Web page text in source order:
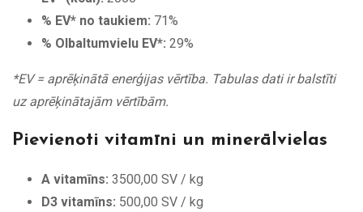
% EV* no taukiem: 71%
% Olbaltumvielu EV*: 29%
*EV = aprēķinātā enerģijas vērtība. Tabulas dati ir balstīti
uz aprēķinātajām vērtībām.
Pievienoti vitamīni un minerālvielas
A vitamīns: 3500,00 SV / kg
D3 vitamīns: 500,00 SV / kg